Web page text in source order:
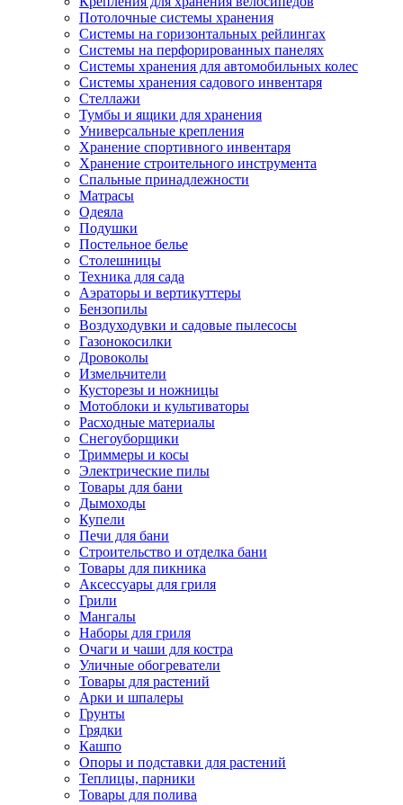
Потолочные системы хранения
Системы на горизонтальных рейлингах
Системы на перфорированных панелях
Системы хранения для автомобильных колес
Системы хранения садового инвентаря
Стеллажи
Тумбы и ящики для хранения
Универсальные крепления
Хранение спортивного инвентаря
Хранение строительного инструмента
Спальные принадлежности
Матрасы
Одеяла
Подушки
Постельное белье
Столешницы
Техника для сада
Аэраторы и вертикуттеры
Бензопилы
Воздуходувки и садовые пылесосы
Газонокосилки
Дровоколы
Измельчители
Кусторезы и ножницы
Мотоблоки и культиваторы
Расходные материалы
Снегоуборщики
Триммеры и косы
Электрические пилы
Товары для бани
Дымоходы
Купели
Печи для бани
Строительство и отделка бани
Товары для пикника
Аксессуары для гриля
Грили
Мангалы
Наборы для гриля
Очаги и чаши для костра
Уличные обогреватели
Товары для растений
Арки и шпалеры
Грунты
Грядки
Кашпо
Опоры и подставки для растений
Теплицы, парники
Товары для полива